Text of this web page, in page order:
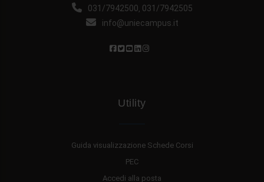
031/7942500, 031/7942505
info@uniecampus.it
Utility
Guida visualizzazione Schede Corsi
PEC
Accedi alla posta